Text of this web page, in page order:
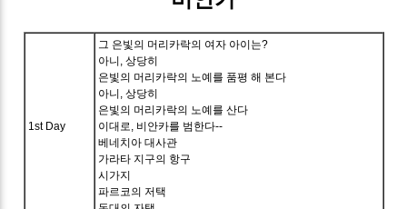
1st Day
그 은빛의 머리카락의 여자 아이는?
아니, 상당히
은빛의 머리카락의 노예를 품평 해 본다
아니, 상당히
은빛의 머리카락의 노예를 산다
이대로, 비안카를 범한다--
베네치아 대사관
가라타 지구의 항구
시가지
파르코의 저택